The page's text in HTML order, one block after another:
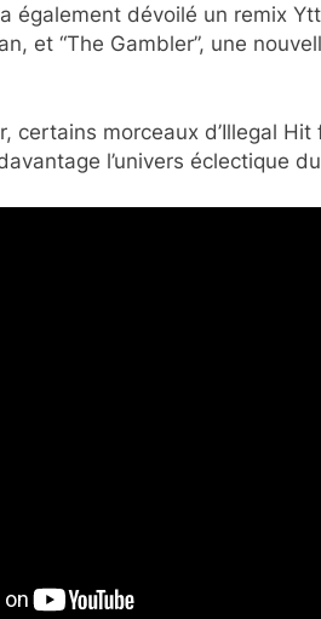
également dévoilé un remix
et “The Gambler”, une
certains morceaux d’Illegal
l’univers éclectique